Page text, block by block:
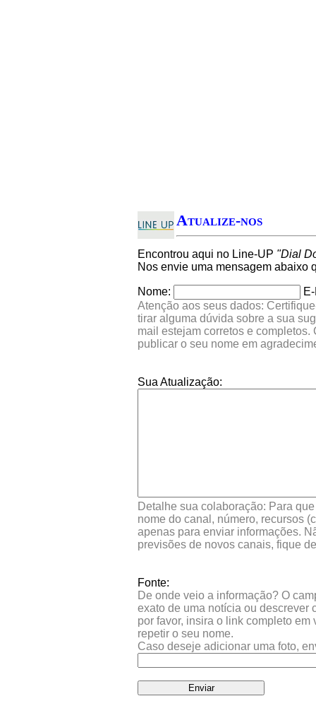
Atualize-nos
Encontrou aqui no Line-UP "Dial
Nos envie uma mensagem abaixo
Nome:
Atenção aos seus dados:
tirar alguma dúvida sobre a sua
mail estejam corretos e
publicar o seu nome em
Sua Atualização:
Detalhe sua colaboração: Para
nome do canal, número, recursos
apenas para enviar informações.
previsões de novos canais, fique
Fonte:
De onde veio a informação? O
exato de uma notícia ou descrever
por favor, insira o link completo
repetir o seu nome.
Caso deseje adicionar uma foto,